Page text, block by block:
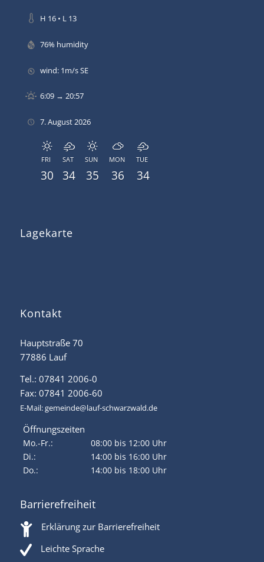
H 16 • L 13
76% humidity
wind: 1m/s SE
6:09 → 20:57
7. August 2026
FRI
30
SAT
34
SUN
35
MON
36
TUE
34
Lagekarte
Kontakt
Hauptstraße 70
77886 Lauf
Tel.: 07841 2006-0
Fax: 07841 2006-60
E-Mail:gemeinde@lauf-schwarzwald.de
Öffnungszeiten
Mo.-Fr.:
08:00 bis 12:00 Uhr
Di.:
14:00 bis 16:00 Uhr
Do.:
14:00 bis 18:00 Uhr
Barrierefreiheit
Erklärung zur Barrierefreiheit
Leichte Sprache